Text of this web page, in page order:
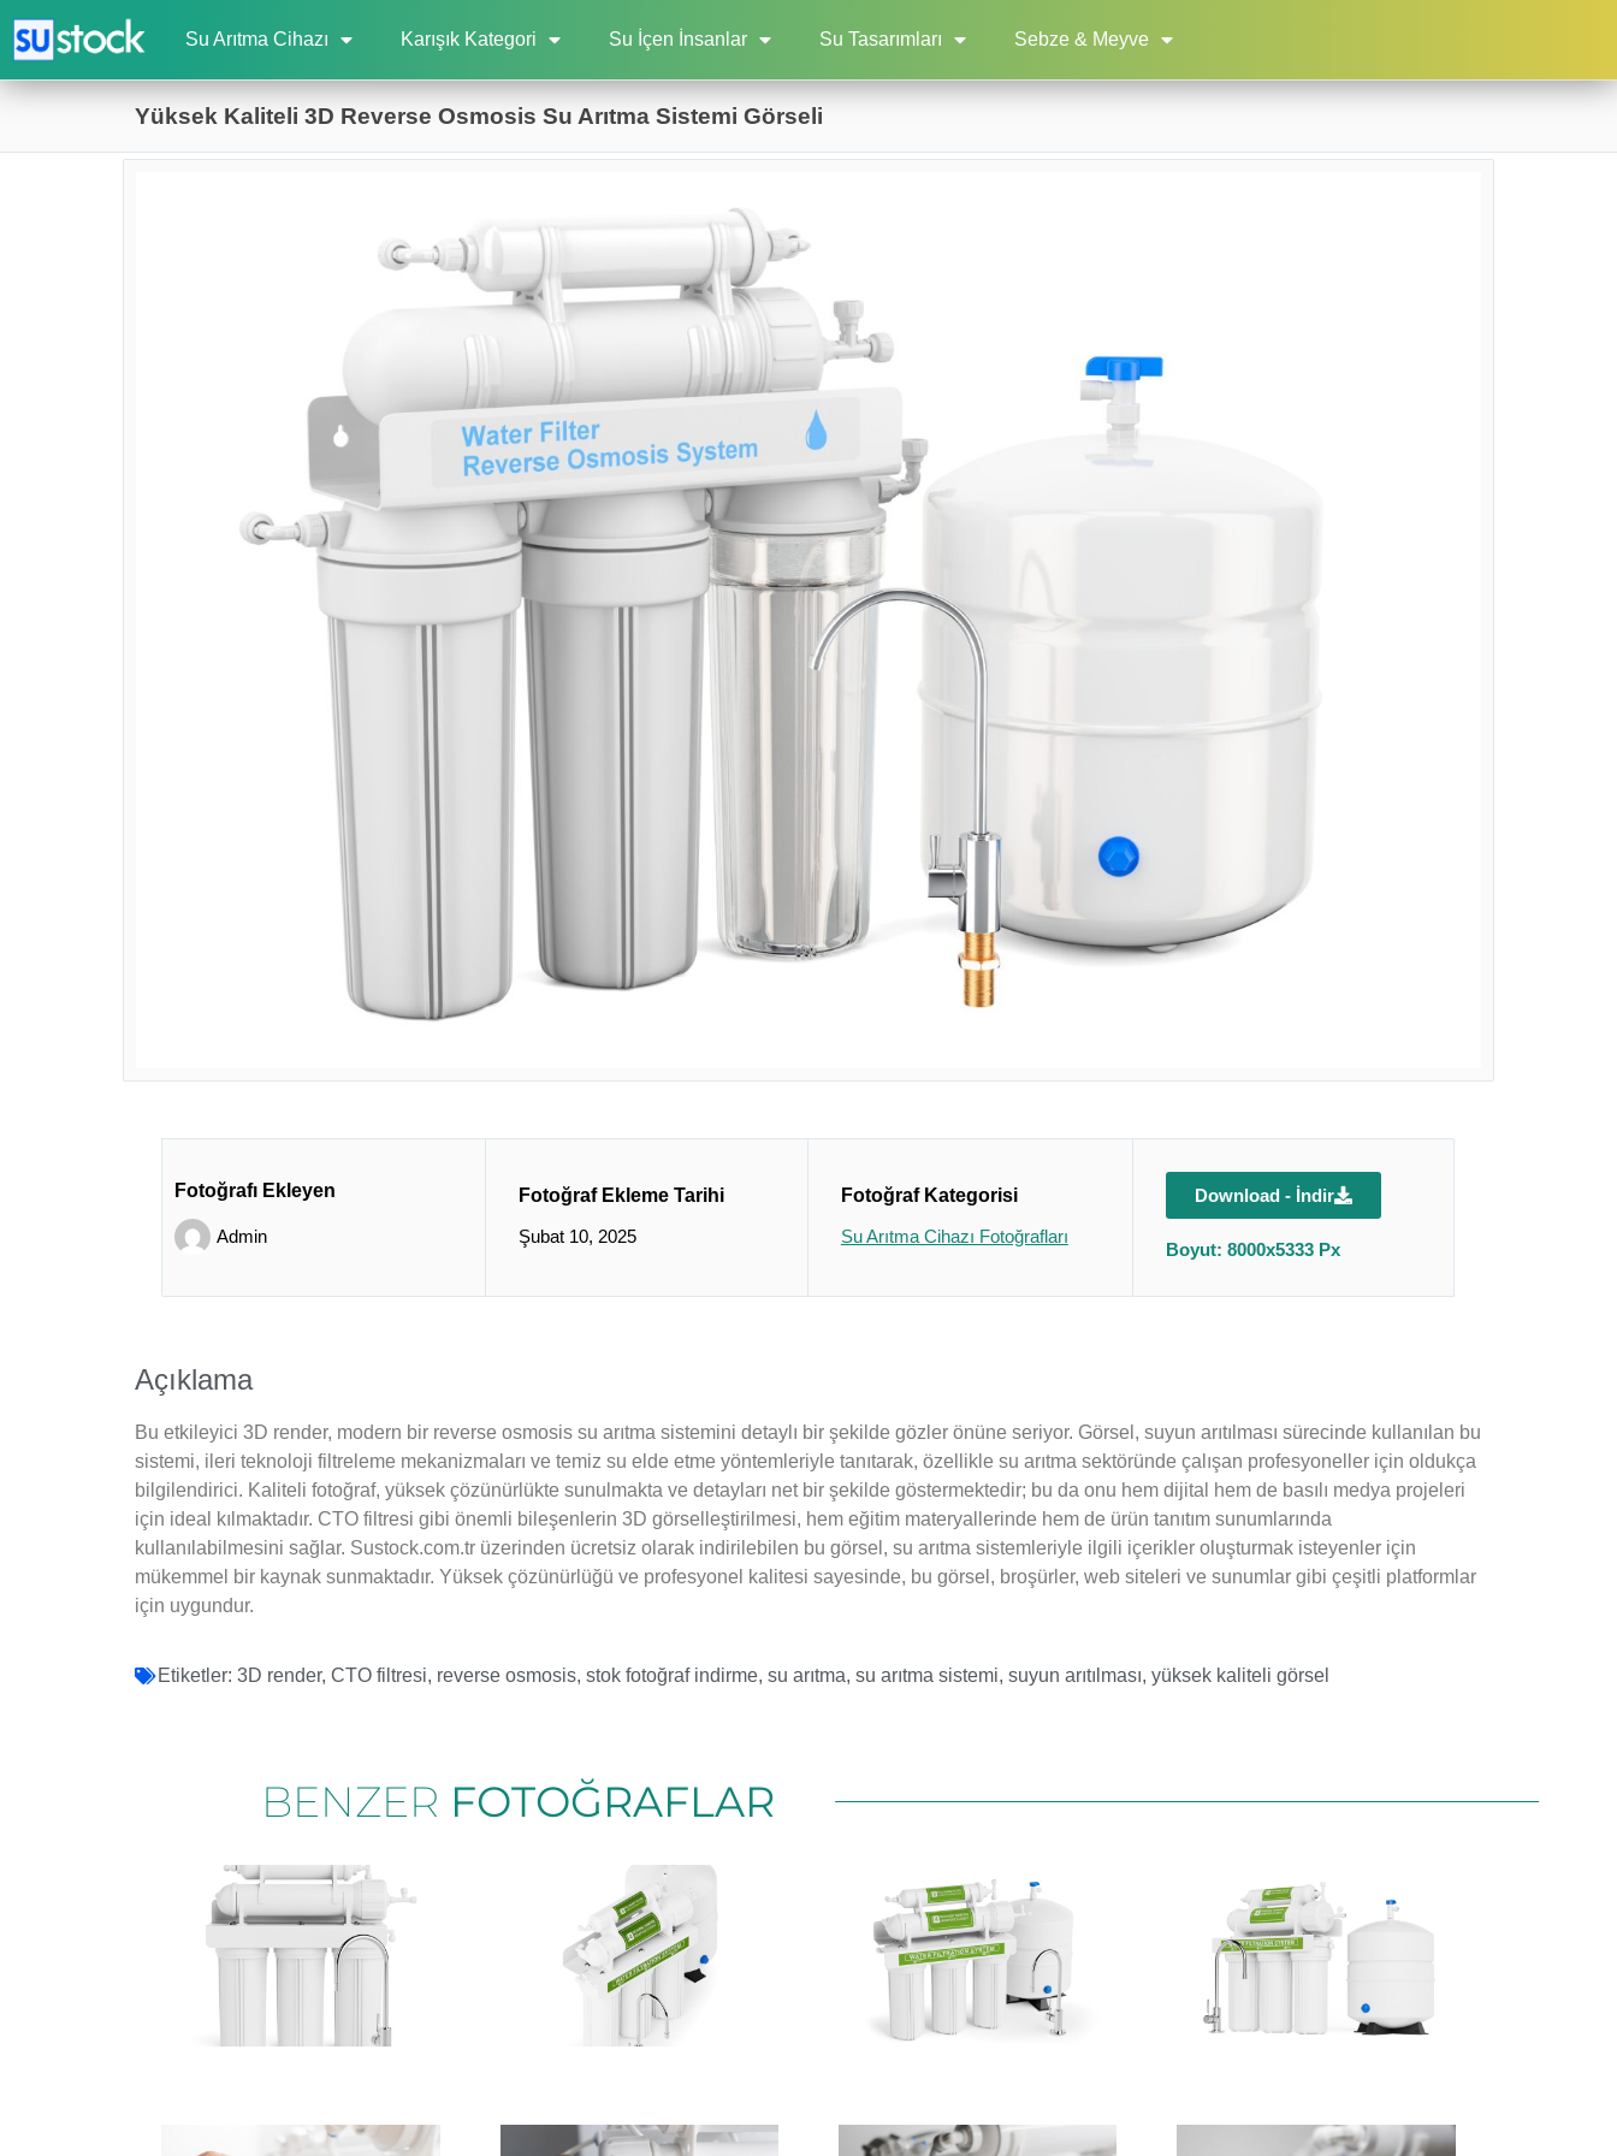
Su Arıtma Cihazı Karışık Kategori Su İçen İnsanlar Su Tasarımları Sebze & Meyve
Yüksek Kaliteli 3D Reverse Osmosis Su Arıtma Sistemi Görseli
Fotoğrafı Ekleyen
Admin
Fotoğraf Ekleme Tarihi
Şubat 10, 2025
Fotoğraf Kategorisi
Su Arıtma Cihazı Fotoğrafları
Download - İndir
Boyut: 8000x5333 Px
Açıklama
Bu etkileyici 3D render, modern bir reverse osmosis su arıtma sistemini detaylı bir şekilde gözler önüne seriyor. Görsel, suyun arıtılması sürecinde kullanılan bu
sistemi, ileri teknoloji filtreleme mekanizmaları ve temiz su elde etme yöntemleriyle tanıtarak, özellikle su arıtma sektöründe çalışan profesyoneller için oldukça
bilgilendirici. Kaliteli fotoğraf, yüksek çözünürlükte sunulmakta ve detayları net bir şekilde göstermektedir; bu da onu hem dijital hem de basılı medya projeleri
için ideal kılmaktadır. CTO filtresi gibi önemli bileşenlerin 3D görselleştirilmesi, hem eğitim materyallerinde hem de ürün tanıtım sunumlarında
kullanılabilmesini sağlar. Sustock.com.tr üzerinden ücretsiz olarak indirilebilen bu görsel, su arıtma sistemleriyle ilgili içerikler oluşturmak isteyenler için
mükemmel bir kaynak sunmaktadır. Yüksek çözünürlüğü ve profesyonel kalitesi sayesinde, bu görsel, broşürler, web siteleri ve sunumlar gibi çeşitli platformlar
için uygundur.
Etiketler: 3D render, CTO filtresi, reverse osmosis, stok fotoğraf indirme, su arıtma, su arıtma sistemi, suyun arıtılması, yüksek kaliteli görsel
BENZER FOTOĞRAFLAR